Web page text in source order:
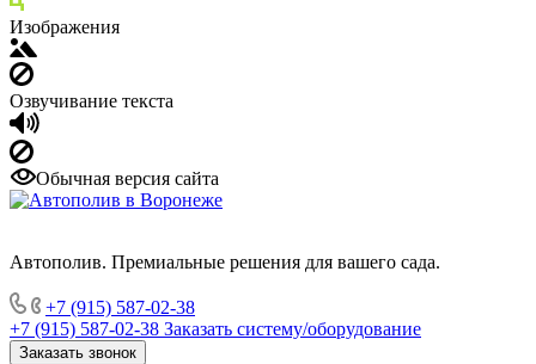
Изображения
Озвучивание текста
Обычная версия сайта
Автополив. Премиальные решения для вашего сада.
+7 (915) 587-02-38
+7 (915) 587-02-38 Заказать систему/оборудование
Заказать звонок